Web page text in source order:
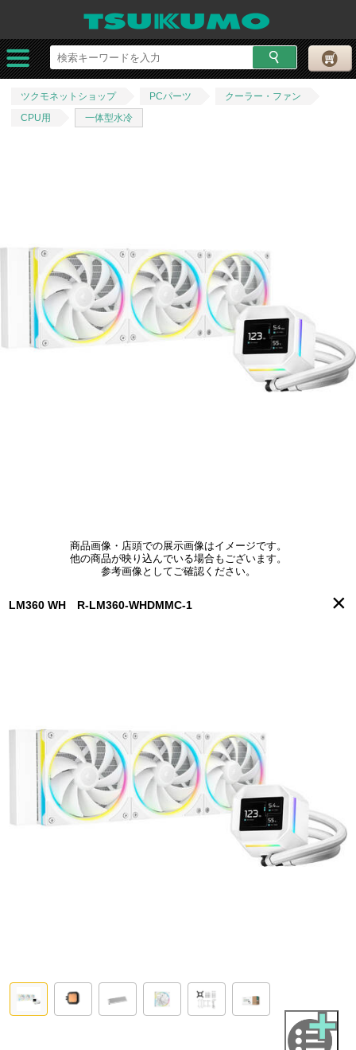
ツクモネットショップ PCパーツ
クーラー・ファン
CPU用
一体型水冷
商品画像・店頭での展示画像はイメージです。
他の商品が映り込んでいる場合もございます。
参考画像としてご確認ください。
×
LM360 WH R-LM360-WHDMMC-1